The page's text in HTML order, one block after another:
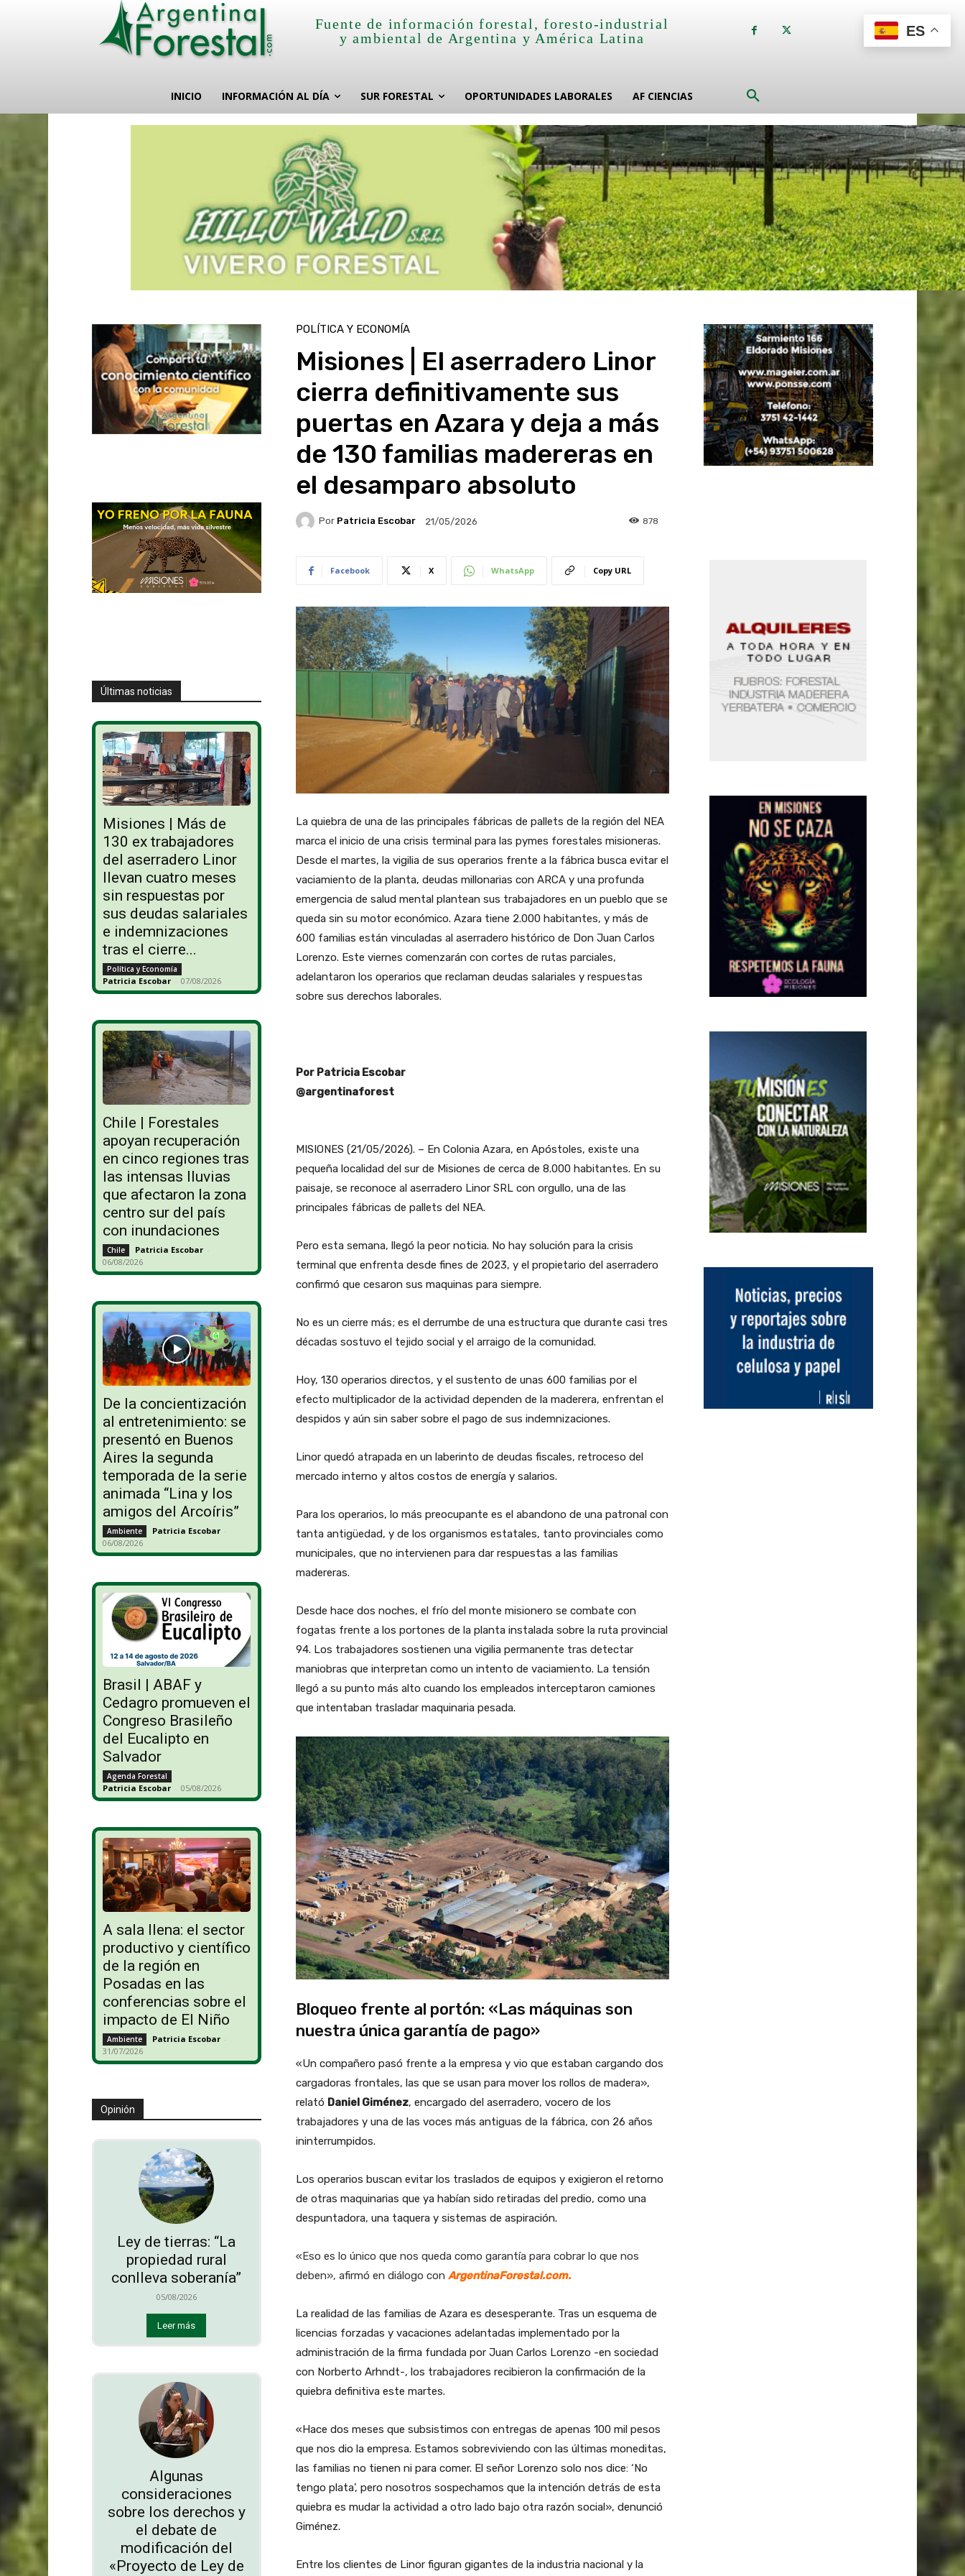
Fuente de información forestal, foresto-industrial
y ambiental de Argentina y América Latina
INICIO INFORMACIÓN AL DÍA SUR FORESTAL OPORTUNIDADES LABORALES AF CIENCIAS
Últimas noticias
Misiones | Más de
130 ex trabajadores
del aserradero Linor
llevan cuatro meses
sin respuestas por
sus deudas salariales
e indemnizaciones
tras el cierre...
Política y Economía
Patricia Escobar - 07/08/2026
Chile | Forestales
apoyan recuperación
en cinco regiones tras
las intensas lluvias
que afectaron la zona
centro sur del país
con inundaciones
Chile Patricia Escobar -
06/08/2026
De la concientización
al entretenimiento: se
presentó en Buenos
Aires la segunda
temporada de la serie
animada “Lina y los
amigos del Arcoíris”
Ambiente Patricia Escobar -
06/08/2026
Brasil | ABAF y
Cedagro promueven el
Congreso Brasileño
del Eucalipto en
Salvador
Agenda Forestal
Patricia Escobar - 05/08/2026
A sala llena: el sector
productivo y científico
de la región en
Posadas en las
conferencias sobre el
impacto de El Niño
Ambiente Patricia Escobar -
31/07/2026
Opinión
Ley de tierras: “La
propiedad rural
conlleva soberanía”
05/08/2026
Leer más
Algunas
consideraciones
sobre los derechos y
el debate de
modificación del
«Proyecto de Ley de
POLÍTICA Y ECONOMÍA
Misiones | El aserradero Linor
cierra definitivamente sus
puertas en Azara y deja a más
de 130 familias madereras en
el desamparo absoluto
Por Patricia Escobar 21/05/2026 878
Facebook X WhatsApp Copy URL
La quiebra de una de las principales fábricas de pallets de la región del NEA
marca el inicio de una crisis terminal para las pymes forestales misioneras.
Desde el martes, la vigilia de sus operarios frente a la fábrica busca evitar el
vaciamiento de la planta, deudas millonarias con ARCA y una profunda
emergencia de salud mental plantean sus trabajadores en un pueblo que se
queda sin su motor económico. Azara tiene 2.000 habitantes, y más de
600 familias están vinculadas al aserradero histórico de Don Juan Carlos
Lorenzo. Este viernes comenzarán con cortes de rutas parciales,
adelantaron los operarios que reclaman deudas salariales y respuestas
sobre sus derechos laborales.
Por Patricia Escobar
@argentinaforest
MISIONES (21/05/2026). – En Colonia Azara, en Apóstoles, existe una
pequeña localidad del sur de Misiones de cerca de 8.000 habitantes. En su
paisaje, se reconoce al aserradero Linor SRL con orgullo, una de las
principales fábricas de pallets del NEA.
Pero esta semana, llegó la peor noticia. No hay solución para la crisis
terminal que enfrenta desde fines de 2023, y el propietario del aserradero
confirmó que cesaron sus maquinas para siempre.
No es un cierre más; es el derrumbe de una estructura que durante casi tres
décadas sostuvo el tejido social y el arraigo de la comunidad.
Hoy, 130 operarios directos, y el sustento de unas 600 familias por el
efecto multiplicador de la actividad dependen de la maderera, enfrentan el
despidos y aún sin saber sobre el pago de sus indemnizaciones.
Linor quedó atrapada en un laberinto de deudas fiscales, retroceso del
mercado interno y altos costos de energía y salarios.
Para los operarios, lo más preocupante es el abandono de una patronal con
tanta antigüedad, y de los organismos estatales, tanto provinciales como
municipales, que no intervienen para dar respuestas a las familias
madereras.
Desde hace dos noches, el frío del monte misionero se combate con
fogatas frente a los portones de la planta instalada sobre la ruta provincial
94. Los trabajadores sostienen una vigilia permanente tras detectar
maniobras que interpretan como un intento de vaciamiento. La tensión
llegó a su punto más alto cuando los empleados interceptaron camiones
que intentaban trasladar maquinaria pesada.
Bloqueo frente al portón: «Las máquinas son
nuestra única garantía de pago»
«Un compañero pasó frente a la empresa y vio que estaban cargando dos
cargadoras frontales, las que se usan para mover los rollos de madera»,
relató Daniel Giménez, encargado del aserradero, vocero de los
trabajadores y una de las voces más antiguas de la fábrica, con 26 años
ininterrumpidos.
Los operarios buscan evitar los traslados de equipos y exigieron el retorno
de otras maquinarias que ya habían sido retiradas del predio, como una
despuntadora, una taquera y sistemas de aspiración.
«Eso es lo único que nos queda como garantía para cobrar lo que nos
deben», afirmó en diálogo con ArgentinaForestal.com.
La realidad de las familias de Azara es desesperante. Tras un esquema de
licencias forzadas y vacaciones adelantadas implementado por la
administración de la firma fundada por Juan Carlos Lorenzo -en sociedad
con Norberto Arhndt-, los trabajadores recibieron la confirmación de la
quiebra definitiva este martes.
«Hace dos meses que subsistimos con entregas de apenas 100 mil pesos
que nos dio la empresa. Estamos sobreviviendo con las últimas moneditas,
las familias no tienen ni para comer. El señor Lorenzo solo nos dice: ‘No
tengo plata’, pero nosotros sospechamos que la intención detrás de esta
quiebra es mudar la actividad a otro lado bajo otra razón social», denunció
Giménez.
Entre los clientes de Linor figuran gigantes de la industria nacional y la
ES